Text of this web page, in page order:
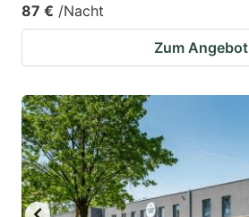
87 € /Nacht
Zum Angebot